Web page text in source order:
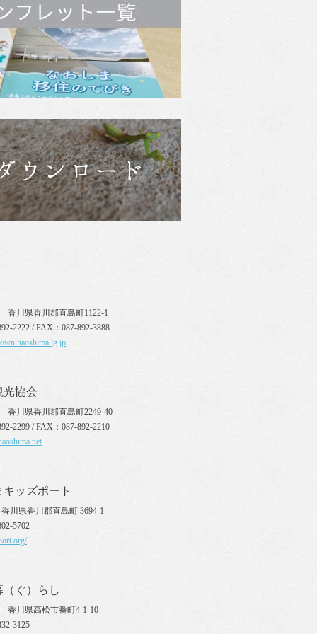
香川県香川郡直島町1122-1
2222 / FAX：087-892-3888
光協会
香川県香川郡直島町2249-40
2299 / FAX：087-892-2210
ッズポート
香川県香川郡直島町 3694-1
5702
（ぐ）らし
香川県高松市番町4-1-10
3125